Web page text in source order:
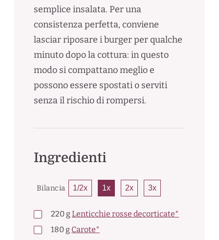
semplice insalata. Per una
consistenza perfetta, conviene
lasciar riposare i burger per qualche
minuto dopo la cottura: in questo
modo si compattano meglio e
possono essere spostati o serviti
senza il rischio di rompersi.
Ingredienti
Bilancia 1/2x 1x 2x 3x
220 gLenticchie rosse decorticate*
180 g Carote*